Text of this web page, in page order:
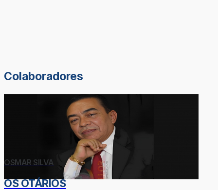
Colaboradores
OSMAR SILVA
OS OTÁRIOS